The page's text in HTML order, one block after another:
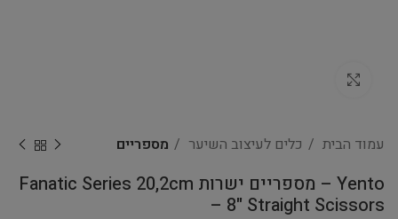
עמוד הבית כלים לעיצוב השיער מספריים
Yento – מספריים ישרות Fanatic Series 20,2cm
– 8" Straight Scissors